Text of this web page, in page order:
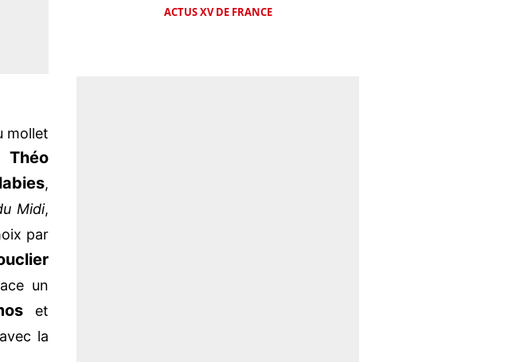
mollet
Théo
,
Midi,
par
un
et
la
ACTUS XV DE FRANCE